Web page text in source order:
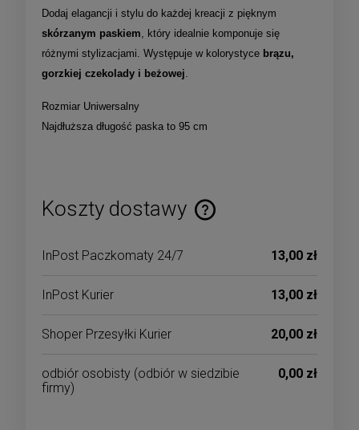
Dodaj elagancji i stylu do każdej kreacji z pięknym
skórzanym paskiem , który idealnie komponuje się
różnymi stylizacjami. Występuje w kolorystyce brązu,
gorzkiej czekolady i beżowej
Rozmiar Uniwersalny
Najdłuższa długość paska to 95 cm
Koszty dostawy
Cena nie zawiera ewentualnych kosztów płatności
InPost Paczkomaty 24/7 13,00 zł
InPost Kurier 13,00 zł
Shoper Przesyłki Kurier 20,00 zł
odbiór osobisty (odbiór w siedzibie
firmy)
0,00 zł